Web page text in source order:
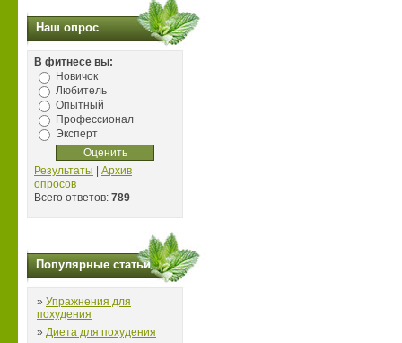
Наш опрос
В фитнесе вы:
Новичок
Любитель
Опытный
Профессионал
Эксперт
Результаты
Архив
опросов
Всего ответов: 789
Популярные статьи
» Упражнения для
похудения
» Диета для похудения